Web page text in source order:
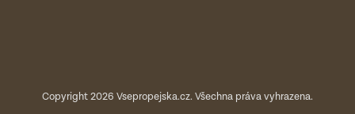
Copyright 2026 Vsepropejska.cz. Všechna práva vyhrazena.